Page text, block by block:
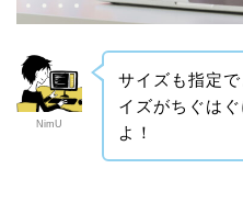
NimU
サイズも指定
イズがちぐは
よ！